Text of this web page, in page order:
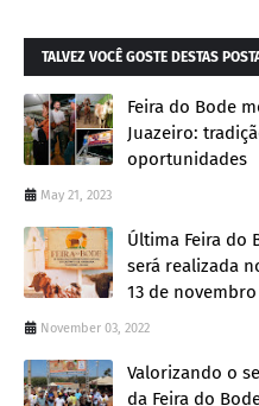
TALVEZ VOCÊ GOSTE DESTAS
Feira do Bode
Juazeiro:
oportunidades
May 21, 2023
Última Feira do
será realizada
13 de novembro
November 03, 2022
Valorizando o
da Feira do